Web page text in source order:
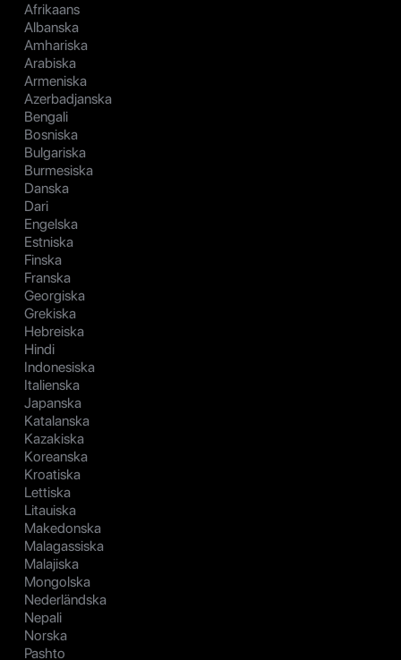
Afrikaans
Albanska
Amhariska
Arabiska
Armeniska
Azerbadjanska
Bengali
Bosniska
Bulgariska
Burmesiska
Danska
Dari
Engelska
Estniska
Finska
Franska
Georgiska
Grekiska
Hebreiska
Hindi
Indonesiska
Italienska
Japanska
Katalanska
Kazakiska
Koreanska
Kroatiska
Lettiska
Litauiska
Makedonska
Malagassiska
Malajiska
Mongolska
Nederländska
Nepali
Norska
Pashto